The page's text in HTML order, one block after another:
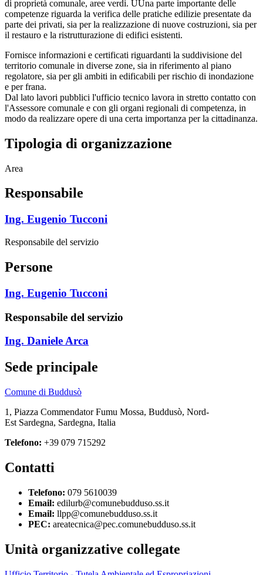
di proprietà comunale, aree verdi. UUna parte importante delle
competenze riguarda la verifica delle pratiche edilizie presentate da
parte dei privati, sia per la realizzazione di nuove costruzioni, sia per
il restauro e la ristrutturazione di edifici esistenti.
Fornisce informazioni e certificati riguardanti la suddivisione del
territorio comunale in diverse zone, sia in riferimento al piano
regolatore, sia per gli ambiti in edificabili per rischio di inondazione
e per frana.
Dal lato lavori pubblici l'ufficio tecnico lavora in stretto contatto con
l'Assessore comunale e con gli organi regionali di competenza, in
modo da realizzare opere di una certa importanza per la cittadinanza.
Tipologia di organizzazione
Area
Responsabile
Ing. Eugenio Tucconi
Responsabile del servizio
Persone
Ing. Eugenio Tucconi
Responsabile del servizio
Ing. Daniele Arca
Sede principale
Comune di Buddusò
1, Piazza Commendator Fumu Mossa, Buddusò, Nord-
Est Sardegna, Sardegna, Italia
Telefono: +39 079 715292
Contatti
Telefono: 079 5610039
Email: edilurb@comunebudduso.ss.it
Email: llpp@comunebudduso.ss.it
PEC: areatecnica@pec.comunebudduso.ss.it
Unità organizzative collegate